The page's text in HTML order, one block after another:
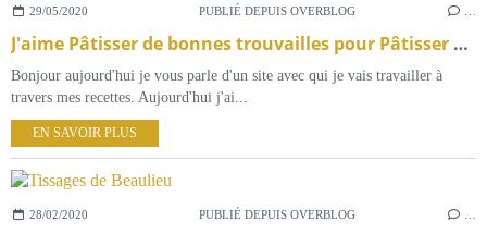
29/05/2020 PUBLIÉ DEPUIS OVERBLOG
J'aime Pâtisser de bonnes trouvailles pour Pâtisser en famille.
Bonjour aujourd'hui je vous parle d'un site avec qui je vais travailler à
travers mes recettes. Aujourd'hui j'ai...
EN SAVOIR PLUS
28/02/2020 PUBLIÉ DEPUIS OVERBLOG